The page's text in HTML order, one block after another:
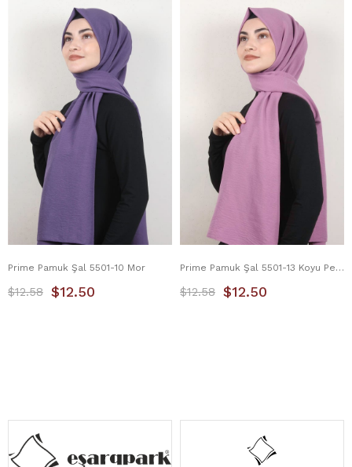
Prime Pamuk Şal 5501-10 Mor
$12.50
$12.58
Prime Pamuk Şal 5501-13 Koyu Pembe
$12.50
$12.58